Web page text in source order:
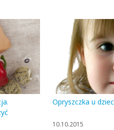
Opryszczka u
10.10.2015